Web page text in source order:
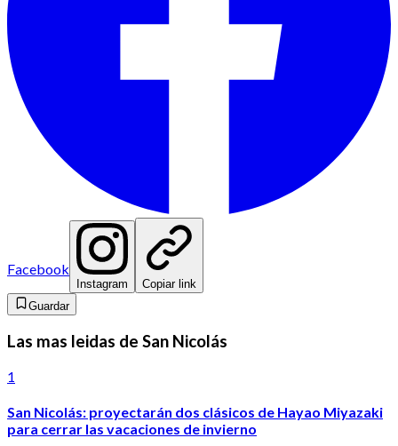
Facebook
Instagram
Copiar link
Guardar
Las mas leidas de San Nicolás
1
San Nicolás: proyectarán dos clásicos de Hayao Miyazaki
para cerrar las vacaciones de invierno